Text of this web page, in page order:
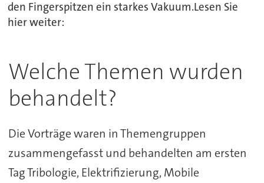
den Fingerspitzen ein starkes Vakuum.Lesen Sie
hier weiter:
Welche Themen wurden
behandelt?
Die Vorträge waren in Themengruppen
zusammengefasst und behandelten am ersten
Tag Tribologie, Elektrifizierung, Mobile